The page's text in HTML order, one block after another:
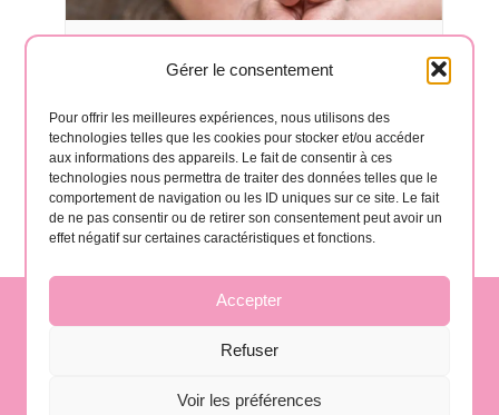
Gérer le consentement
Pour offrir les meilleures expériences, nous utilisons des
technologies telles que les cookies pour stocker et/ou accéder
aux informations des appareils. Le fait de consentir à ces
technologies nous permettra de traiter des données telles que le
comportement de navigation ou les ID uniques sur ce site. Le fait
de ne pas consentir ou de retirer son consentement peut avoir un
effet négatif sur certaines caractéristiques et fonctions.
Accepter
Refuser
Voir les préférences
Cours de Yoga à Hermigua 🧘‍♂️
août 17 à 6:30 pm - 8:00 pm
contact@gomera-vida.es